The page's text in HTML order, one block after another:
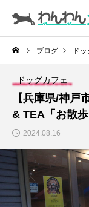
CATEGORY
ドッグラン
ドッグカフェ
愛犬とおでか
愛犬と旅行
トリミングサ
動物病院
ブログ ド
ドッグカフェ
【兵庫県/神
& TEA「お散
2024.08.16